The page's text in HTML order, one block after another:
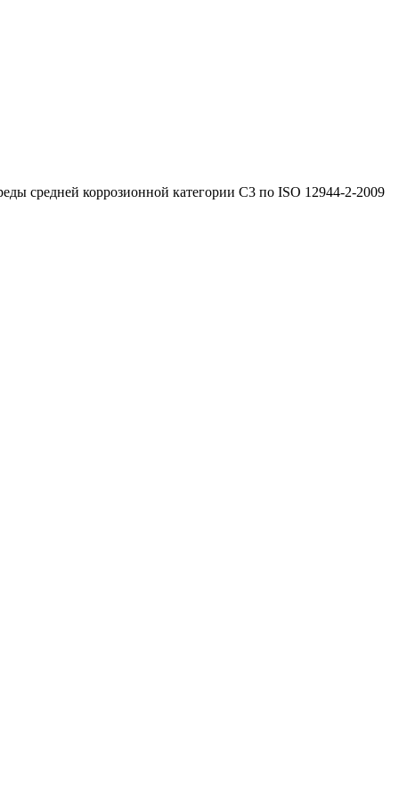
средней коррозионной категории C3 по ISO 12944-2-2009